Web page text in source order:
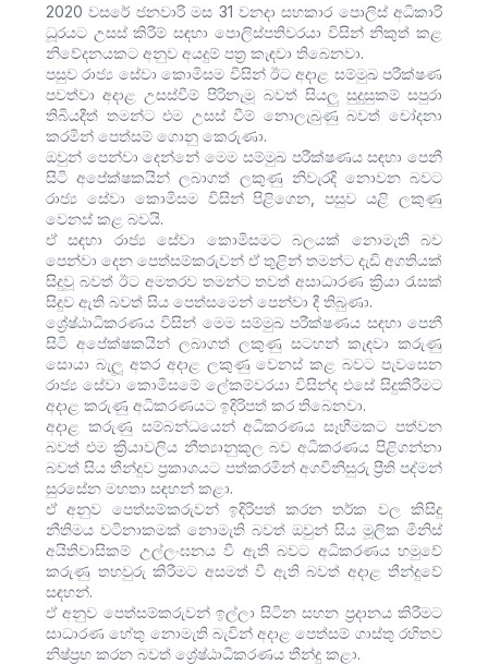
2020 වසරේ ජනවාරි මස 31 වනදා සහකාර පොලිස් අධිකාරි
ධූරයට උසස් කිරීම් සඳහා පොලිස්පතිවරයා විසින් නිකුත් කළ
නිවේදනයකට අනුව අයදුම් පත්‍ර කැඳවා තිබෙනවා.
පසුව රාජ්‍ය සේවා කොමිසම විසින් ඊට අදාළ සම්මුඛ පරීක්ෂණ
පවත්වා අදාළ උසස්වීම් පිරිනැමූ බවත් සියලු සුදුසුකම් සපුරා
තිබියදීත් තමන්ට එම උසස් වීම් නොලැබුණු බවත් චෝදනා
කරමින් පෙත්සම් ගොනු කෙරුණා.
ඔවුන් පෙන්වා දෙන්නේ මෙම සම්මුඛ පරීක්ෂණය සඳහා පෙනී
සිටි අපේක්ෂකයින් ලබාගත් ලකුණු නිවැරදි නොවන බවට
රාජ්‍ය සේවා කොමිසම විසින් පිළිගෙන, පසුව යළි ලකුණු
වෙනස් කළ බවයි.
ඒ සඳහා රාජ්‍ය සේවා කොමිසමට බලයක් නොමැති බව
පෙන්වා දෙන පෙත්සම්කරුවන් ඒ තුළින් තමන්ට දැඩි අගතියක්
සිදුවූ බවත් ඊට අමතරව තමන්ට තවත් අසාධාරණ ක්‍රියා රැසක්
සිදුව ඇති බවත් සිය පෙත්සමෙන් පෙන්වා දී තිබුණා.
ශ්‍රේෂ්ඨාධිකරණය විසින් මෙම සම්මුඛ පරීක්ෂණය සඳහා පෙනී
සිටි අපේක්ෂකයින් ලබාගත් ලකුණු සටහන් කැඳවා කරුණු
සොයා බැලූ අතර අදාළ ලකුණු වෙනස් කළ බවට පැවසෙන
රාජ්‍ය සේවා කොමිසමේ ලේකම්වරයා විසින්ද එසේ සිදුකිරීමට
අදාළ කරුණු අධිකරණයට ඉදිරිපත් කර තිබෙනවා.
අදාළ කරුණු සම්බන්ධයෙන් අධිකරණය සෑහීමකට පත්වන
බවත් එම ක්‍රියාවලිය නීත්‍යානුකූල බව අධිකරණය පිළිගන්නා
බවත් සිය තීන්දුව ප්‍රකාශයට පත්කරමින් අගවිනිසුරු ප්‍රීති පද්මන්
සුරසේන මහතා සඳහන් කළා.
ඒ අනුව පෙත්සම්කරුවන් ඉදිරිපත් කරන තර්ක වල කිසිදු
නීතිමය වටිනාකමක් නොමැති බවත් ඔවුන් සිය මූලික මිනිස්
අයිතිවාසිකම් උල්ලංඝනය වී ඇති බවට අධිකරණය හමුවේ
කරුණු තහවුරු කිරීමට අසමත් වී ඇති බවත් අදාළ තීන්දුවේ
සඳහන්.
ඒ අනුව පෙත්සම්කරුවන් ඉල්ලා සිටින සහන ප්‍රදානය කිරීමට
සාධාරණ හේතු නොමැති බැවින් අදාළ පෙත්සම් ගාස්තු රහිතව
නිෂ්ප්‍රභ කරන බවත් ශ්‍රේෂ්ඨාධිකරණය තීන්දු කළා.